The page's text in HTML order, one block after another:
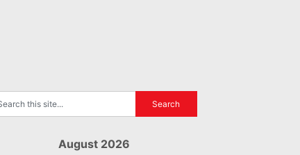
August 2026